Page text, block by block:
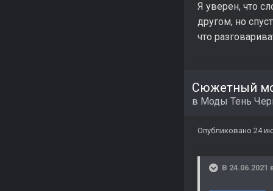
Я уверен, что
другом, но
что
Сюжетный
в Моды Тень
Опубликовано 24
В 24.06.2021